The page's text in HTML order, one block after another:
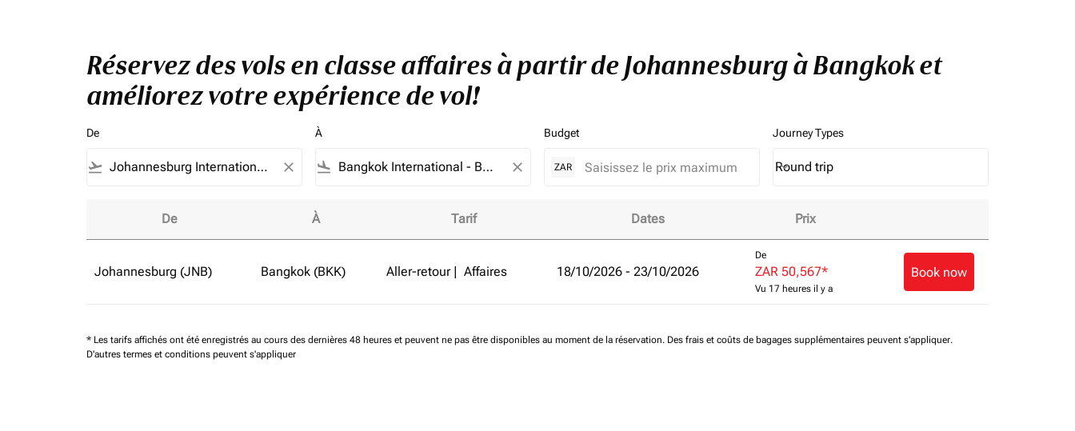
Réservez des vols en classe affaires à partir de Johannesburg à Bangkok et
améliorez votre expérience de vol!
De
flight_takeoff close
À
flight_land close
Budget
ZAR
Journey Types
Journey Types option Round trip Selected
Round trip
keyboard_arrow_down
De À Tarif Dates Prix
Johannesburg (JNB) Bangkok (BKK) Aller-retour | Affaires 18/10/2026 - 23/10/2026
De
ZAR 50,567*
Vu 17 heures il y a
Book now
* Les tarifs affichés ont été enregistrés au cours des dernières 48 heures et peuvent ne pas être disponibles au moment de la réservation. Des frais et coûts de bagages supplémentaires peuvent s'appliquer.
D'autres termes et conditions peuvent s'appliquer